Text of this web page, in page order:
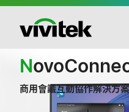
N
商用會議互動協作解決方案